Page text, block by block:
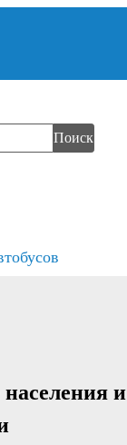
Поиск
и